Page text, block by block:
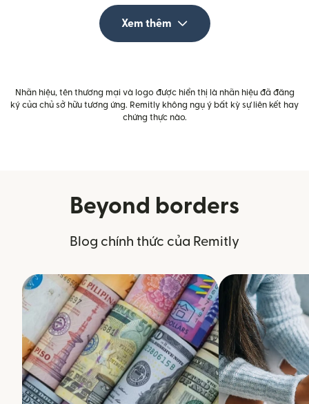
Xem thêm
Nhãn hiệu, tên thương mại và logo được hiển thị là nhãn hiệu đã đăng
ký của chủ sở hữu tương ứng. Remitly không ngụ ý bất kỳ sự liên kết hay
chứng thực nào.
Beyond borders
Blog chính thức của Remitly